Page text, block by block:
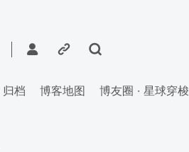
归档 博客地图 博友圈 · 星球穿梭